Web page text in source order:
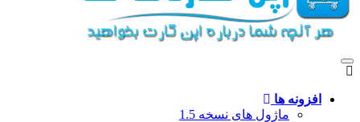
افزونه ها
ماژول های نسخه 1.5